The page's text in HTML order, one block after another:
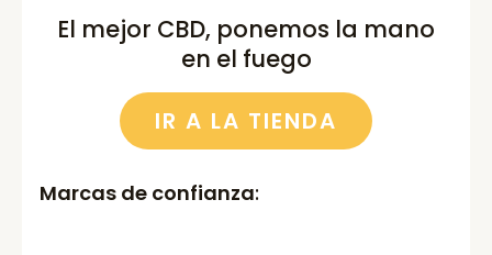
El mejor CBD, ponemos la mano
en el fuego
IR A LA TIENDA
Marcas de confianza: